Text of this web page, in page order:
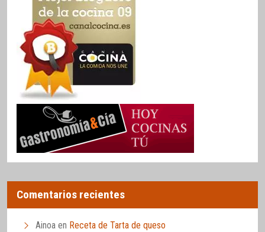
Comentarios recientes
Ainoa en Receta de Tarta de queso